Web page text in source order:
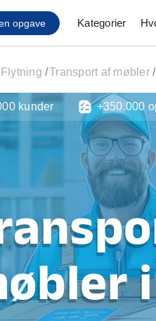
opgave Kategorier
Affaldsfjernelse
Afhentning af
Anlæg af terrasse
Cykel reparation
Flyttehjælp
Gulvlaminering
Hårde hvidevare
Hjælp til mobil, pc,
Installation af
Møbelsamling og
Ophængning af
Flytning /Transport af møbler /
kunder +350.000